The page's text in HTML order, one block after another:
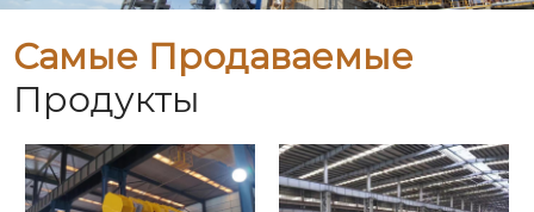
Самые Продаваемые
Продукты